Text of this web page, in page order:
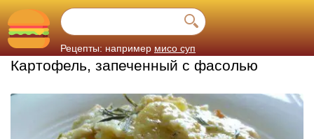
Рецепты: например мисо суп
Картофель, запеченный с фасолью